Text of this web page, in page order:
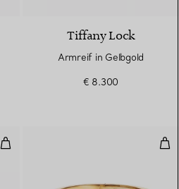
Tiffany Lock
Armreif in Gelbgold
€ 8.300
Armband mit mittelgroßen T